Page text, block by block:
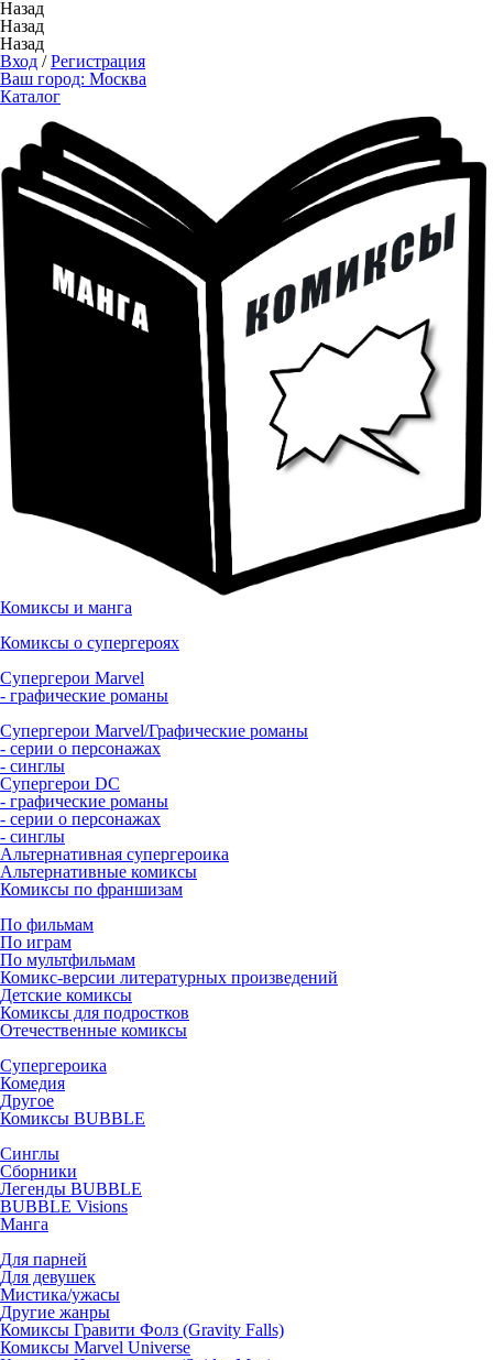
Назад
Назад
Назад
Вход /Регистрация
Ваш город: Москва
Каталог
Комиксы и манга
Комиксы о супергероях
Супергерои Marvel
- графические романы
Супергерои Marvel/Графические романы
- серии о персонажах
- синглы
Супергерои DC
- графические романы
- серии о персонажах
- синглы
Альтернативная супергероика
Альтернативные комиксы
Комиксы по франшизам
По фильмам
По играм
По мультфильмам
Комикс-версии литературных произведений
Детские комиксы
Комиксы для подростков
Отечественные комиксы
Супергероика
Комедия
Другое
Комиксы BUBBLE
Синглы
Сборники
Легенды BUBBLE
BUBBLE Visions
Манга
Для парней
Для девушек
Мистика/ужасы
Другие жанры
Комиксы Гравити Фолз (Gravity Falls)
Комиксы Marvel Universe